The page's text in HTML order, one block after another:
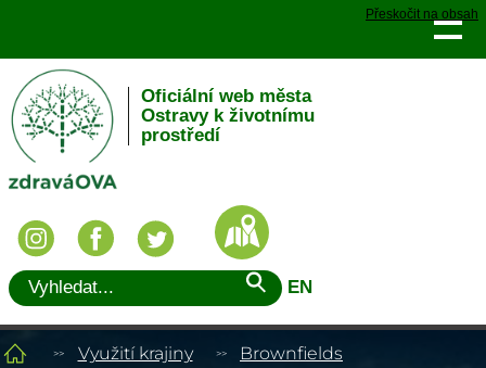
Přeskočit na obsah
Oficiální web města
Ostravy k životnímu
prostředí
EN
Využití krajiny Brownfields